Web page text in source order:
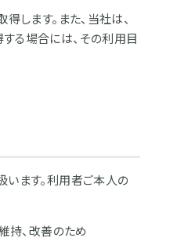
します。また、当社は、
る場合には、その利用目
ます。利用者ご本人の
持、改善のため